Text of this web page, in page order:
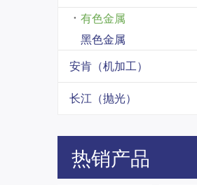
有色金属
黑色金属
安肯（机加工）
长江（抛光）
热销产品